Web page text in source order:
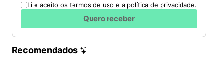
Li e aceito os termos de uso e a política de privacidade.
Quero receber
Recomendados